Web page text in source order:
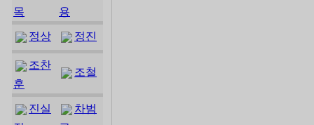
목
용
정상 정진
조찬
훈
조철
진실
차범